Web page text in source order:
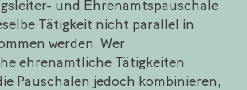
und Ehrenamtspauschale
Tätigkeit nicht parallel in
werden. Wer
ehrenamtliche Tätigkeiten
Pauschalen jedoch kombinieren,